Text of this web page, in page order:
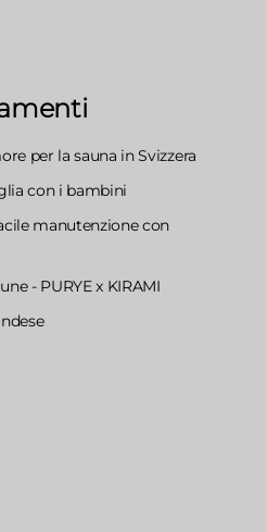
per la sauna in Svizzera
con i bambini
manutenzione con
- PURYE x KIRAMI